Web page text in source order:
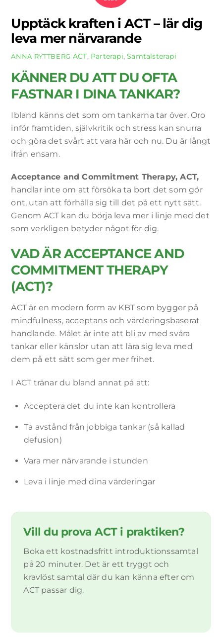
Upptäck kraften i ACT – lär dig
leva mer närvarande
ANNA RYTTBERG ACT, Parterapi,Samtalsterapi
KÄNNER DU ATT DU OFTA
FASTNAR I DINA TANKAR?
Ibland känns det som om tankarna tar över. Oro
inför framtiden, självkritik och stress kan snurra
och göra det svårt att vara här och nu. Du är långt
ifrån ensam.
Acceptance and Commitment Therapy, ACT,
handlar inte om att försöka ta bort det som gör
ont, utan att förhålla sig till det på ett nytt sätt.
Genom ACT kan du börja leva mer i linje med det
som verkligen betyder något för dig.
VAD ÄR ACCEPTANCE AND
COMMITMENT THERAPY
(ACT)?
ACT är en modern form av KBT som bygger på
mindfulness, acceptans och värderingsbaserat
handlande. Målet är inte att bli av med svåra
tankar eller känslor utan att lära sig leva med
dem på ett sätt som ger mer frihet.
I ACT tränar du bland annat på att:
Acceptera det du inte kan kontrollera
Ta avstånd från jobbiga tankar (så kallad
defusion)
Vara mer närvarande i stunden
Leva i linje med dina värderingar
Vill du prova ACT i praktiken?
Boka ett kostnadsfritt introduktionssamtal
på 20 minuter. Det är ett tryggt och
kravlöst samtal där du kan känna efter om
ACT passar dig.